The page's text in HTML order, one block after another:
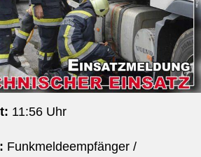
11:56 Uhr
Funkmeldeempfänger /